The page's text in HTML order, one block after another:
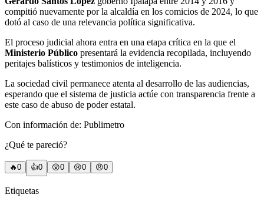
compitió nuevamente por la alcaldía en los comicios de 2024, lo que
dotó al caso de una relevancia política significativa.
El proceso judicial ahora entra en una etapa crítica en la que el
Ministerio Público presentará la evidencia recopilada, incluyendo
peritajes balísticos y testimonios de inteligencia.
La sociedad civil permanece atenta al desarrollo de las audiencias,
esperando que el sistema de justicia actúe con transparencia frente a
este caso de abuso de poder estatal.
Con información de: Publimetro
¿Qué te pareció?
🔥0 👍0 😲0 😢0 😠0
Etiquetas